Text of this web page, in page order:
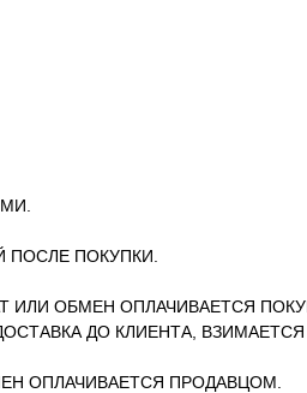
ПОСЛЕ ПОКУПКИ.
ИЛИ ОБМЕН ОПЛАЧИВАЕТСЯ
ДО КЛИЕНТА,
ОПЛАЧИВАЕТСЯ ПРОДАВЦОМ.